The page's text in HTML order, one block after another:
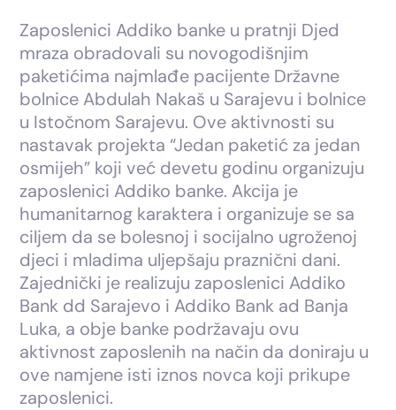
Zaposlenici Addiko banke u pratnji Djed
mraza obradovali su novogodišnjim
paketićima najmlađe pacijente Državne
bolnice Abdulah Nakaš u Sarajevu i bolnice
u Istočnom Sarajevu. Ove aktivnosti su
nastavak projekta “Jedan paketić za jedan
osmijeh” koji već devetu godinu organizuju
zaposlenici Addiko banke. Akcija je
humanitarnog karaktera i organizuje se sa
ciljem da se bolesnoj i socijalno ugroženoj
djeci i mladima uljepšaju praznični dani.
Zajednički je realizuju zaposlenici Addiko
Bank dd Sarajevo i Addiko Bank ad Banja
Luka, a obje banke podržavaju ovu
aktivnost zaposlenih na način da doniraju u
ove namjene isti iznos novca koji prikupe
zaposlenici.